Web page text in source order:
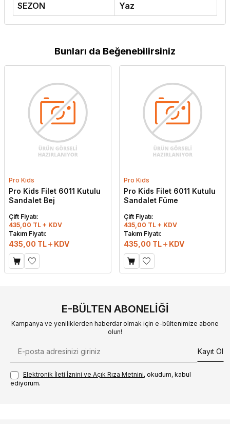
SEZON
Yaz
Bunları da Beğenebilirsiniz
Pro Kids
Pro Kids Filet 6011 Kutulu
Sandalet Bej
Çift Fiyatı:
435,00 TL + KDV
Takım Fiyatı:
435,00 TL KDV
Pro Kids
Pro Kids Filet 6011 Kutulu
Sandalet Füme
Çift Fiyatı:
435,00 TL + KDV
Takım Fiyatı:
435,00 TL KDV
E-BÜLTEN ABONELIĞI
Kampanya ve yeniliklerden haberdar olmak için e-bültenimize abone
olun!
Kayıt Ol
Elektronik İleti İzni‌ni ve Açık Rıza Metni‌ni, okudum, kabul
ediyorum.